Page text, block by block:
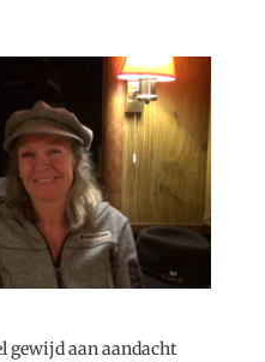
gewijd aan aandacht